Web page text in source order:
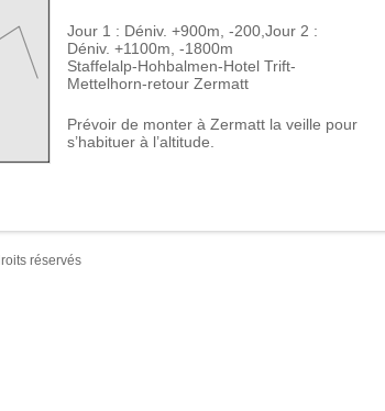
Jour 1 : Déniv. +900m, -200,Jour 2 :
Déniv. +1100m, -1800m
Staffelalp-Hohbalmen-Hotel Trift-
Mettelhorn-retour Zermatt
Prévoir de monter à Zermatt la veille pour
s’habituer à l’altitude.
réservés